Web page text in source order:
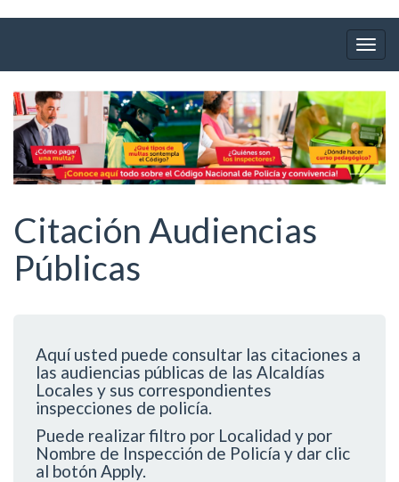
Citación Audiencias
Públicas
Aquí usted puede consultar las citaciones a
las audiencias públicas de las Alcaldías
Locales y sus correspondientes
inspecciones de policía.
Puede realizar filtro por Localidad y por
Nombre de Inspección de Policía y dar clic
al botón Apply.